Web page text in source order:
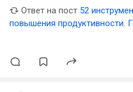
Ответ на пост 52
повышения продуктивности.